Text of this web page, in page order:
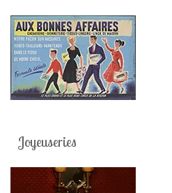
Joyeuseries